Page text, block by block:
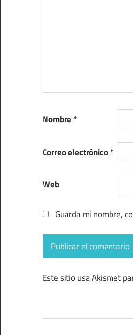
Nombre *
Correo electrónico*
Web
Guarda mi nombre,
Este sitio usa Akismet